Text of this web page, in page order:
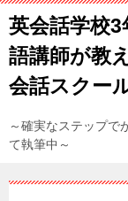
英会話学校
語講師が教
会話スクー
～確実なステップで
て執筆中～